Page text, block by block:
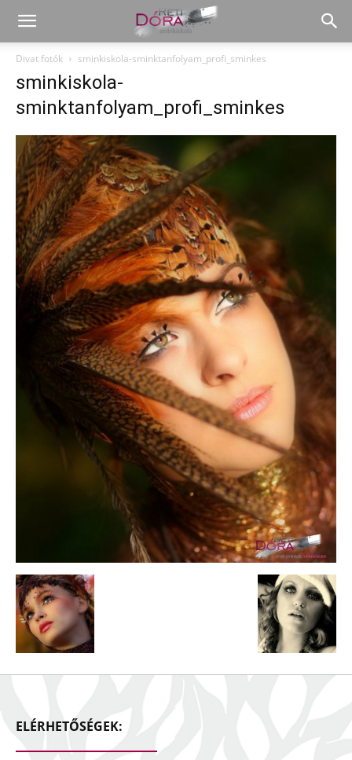
Divat fotók sminkiskola-sminktanfolyam_profi_sminkes
sminkiskola-
sminktanfolyam_profi_sminkes
ELÉRHETŐSÉGEK: